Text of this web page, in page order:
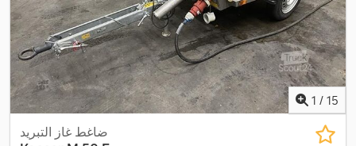
1 / 15
ضاغط غاز التبريد